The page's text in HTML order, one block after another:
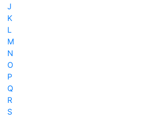
J
K
L
M
N
O
P
Q
R
S